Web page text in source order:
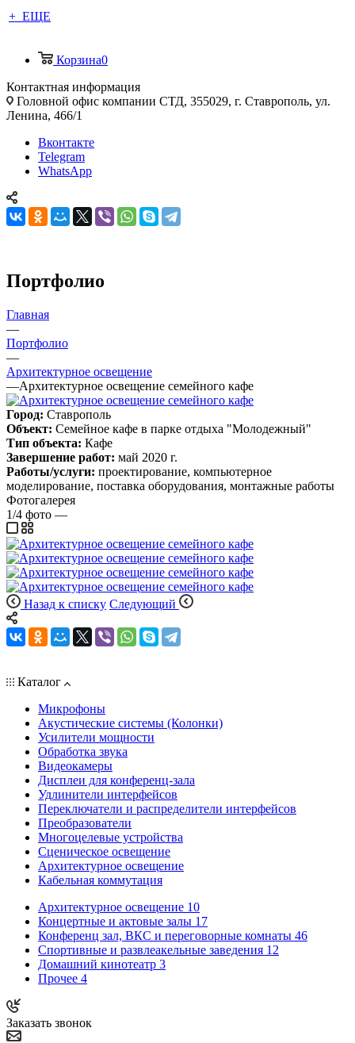
+ ЕЩЕ
Корзина0
Контактная информация
Головной офис компании СТД, 355029, г. Ставрополь, ул.
Ленина, 466/1
Вконтакте
Telegram
WhatsApp
Портфолио
Главная
—
Портфолио
—
Архитектурное освещение
—Архитектурное освещение семейного кафе
Город: Ставрополь
Объект: Семейное кафе в парке отдыха "Молодежный"
Тип объекта: Кафе
Завершение работ: май 2020 г.
Работы/услуги: проектирование, компьютерное
моделирование, поставка оборудования, монтажные работы
Фотогалерея
1/4 фото —
Назад к списку Следующий
Каталог
Микрофоны
Акустические системы (Колонки)
Усилители мощности
Обработка звука
Видеокамеры
Дисплеи для конференц-зала
Удлинители интерфейсов
Переключатели и распределители интерфейсов
Преобразователи
Многоцелевые устройства
Сценическое освещение
Архитектурное освещение
Кабельная коммутация
Архитектурное освещение 10
Концертные и актовые залы 17
Конференц зал, ВКС и переговорные комнаты 46
Спортивные и развлеакельные заведения 12
Домашний кинотеатр 3
Прочее 4
Заказать звонок